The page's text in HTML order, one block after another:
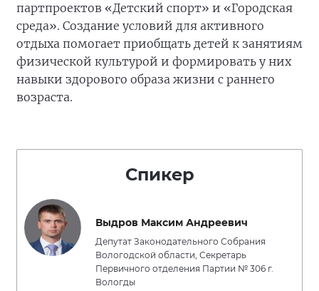
партпроектов «Детский спорт» и «Городская
среда». Создание условий для активного
отдыха помогает приобщать детей к занятиям
физической культурой и формировать у них
навыки здорового образа жизни с раннего
возраста.
Спикер
Выдров Максим Андреевич
Депутат Законодательного Собрания
Вологодской области, Секретарь
Первичного отделения Партии № 306 г.
Вологды